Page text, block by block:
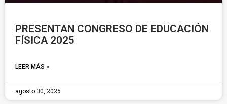
PRESENTAN CONGRESO DE EDUCACIÓN
FÍSICA 2025
LEER MÁS »
agosto 30, 2025